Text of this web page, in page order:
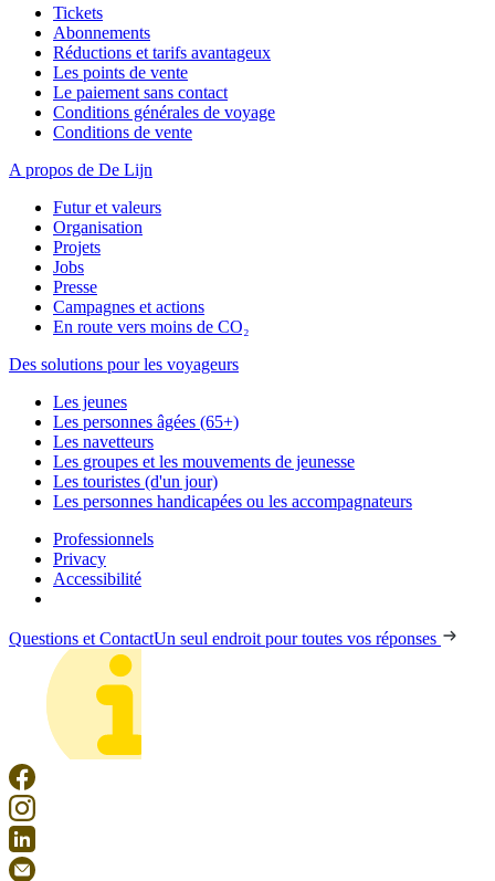
Tickets
Abonnements
Réductions et tarifs avantageux
Les points de vente
Le paiement sans contact
Conditions générales de voyage
Conditions de vente
A propos de De Lijn
Futur et valeurs
Organisation
Projets
Jobs
Presse
Campagnes et actions
En route vers moins de CO₂
Des solutions pour les voyageurs
Les jeunes
Les personnes âgées (65+)
Les navetteurs
Les groupes et les mouvements de jeunesse
Les touristes (d'un jour)
Les personnes handicapées ou les accompagnateurs
Professionnels
Privacy
Accessibilité
Questions et ContactUn seul endroit pour toutes vos réponses